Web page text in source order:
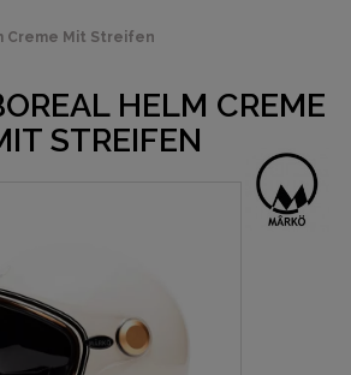
Creme Mit Streifen
HELM CREME
STREIFEN